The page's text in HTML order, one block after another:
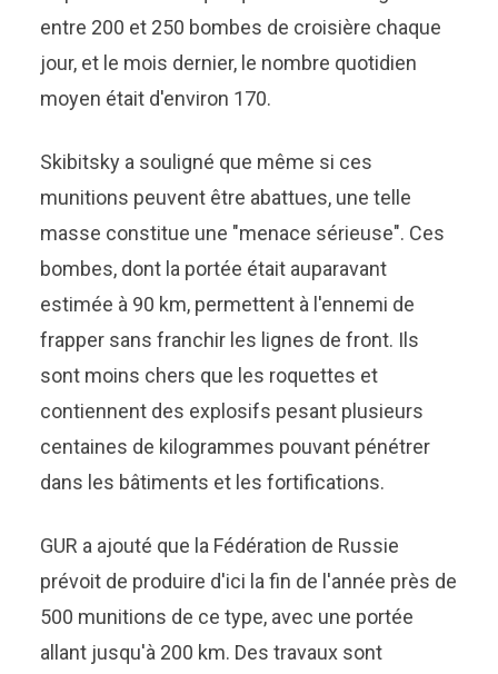
entre 200 et 250 bombes de croisière chaque
jour, et le mois dernier, le nombre quotidien
moyen était d'environ 170.
Skibitsky a souligné que même si ces
munitions peuvent être abattues, une telle
masse constitue une "menace sérieuse". Ces
bombes, dont la portée était auparavant
estimée à 90 km, permettent à l'ennemi de
frapper sans franchir les lignes de front. Ils
sont moins chers que les roquettes et
contiennent des explosifs pesant plusieurs
centaines de kilogrammes pouvant pénétrer
dans les bâtiments et les fortifications.
GUR a ajouté que la Fédération de Russie
prévoit de produire d'ici la fin de l'année près de
500 munitions de ce type, avec une portée
allant jusqu'à 200 km. Des travaux sont